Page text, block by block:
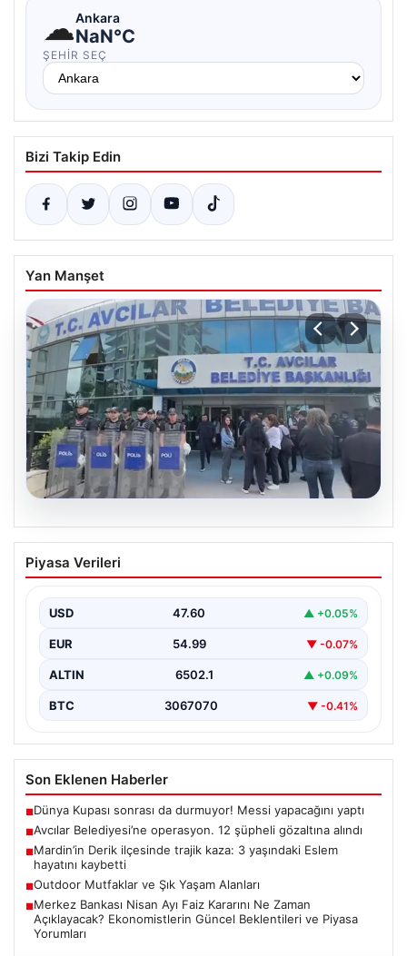
☁Ankara
NaN°C
ŞEHIR SEÇ
Bizi Takip Edin
Yan Manşet
05.08.2026
Avcılar Belediyesi’ne operasyon. 12
şüpheli gözaltına alındı
Piyasa Verileri
USD 47.60 ▲ +0.05%
EUR 54.99 ▼ -0.07%
ALTIN 6502.1 ▲ +0.09%
BTC 3067070 ▼ -0.41%
Son Eklenen Haberler
■Dünya Kupası sonrası da durmuyor! Messi yapacağını yaptı
■Avcılar Belediyesi’ne operasyon. 12 şüpheli gözaltına alındı
■Mardin’in Derik ilçesinde trajik kaza: 3 yaşındaki Eslem
hayatını kaybetti
■Outdoor Mutfaklar ve Şık Yaşam Alanları
■Merkez Bankası Nisan Ayı Faiz Kararını Ne Zaman
Açıklayacak? Ekonomistlerin Güncel Beklentileri ve Piyasa
Yorumları